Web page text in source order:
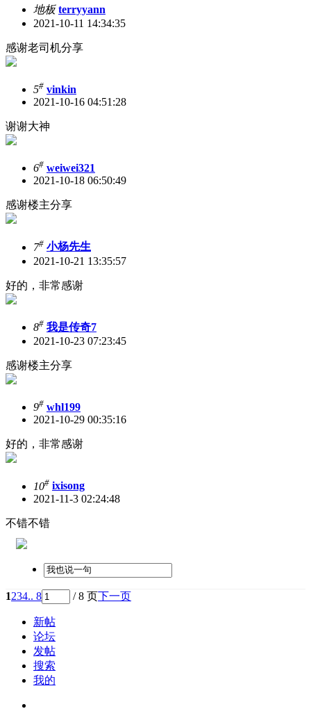
地板 terryyann
2021-10-11 14:34:35
感谢老司机分享
5# vinkin
2021-10-16 04:51:28
谢谢大神
6# weiwei321
2021-10-18 06:50:49
感谢楼主分享
7# 小杨先生
2021-10-21 13:35:57
好的，非常感谢
8# 我是传奇7
2021-10-23 07:23:45
感谢楼主分享
9# whl199
2021-10-29 00:35:16
好的，非常感谢
10# ixisong
2021-11-3 02:24:48
不错不错
1234.. 8 / 8 页下一页
新帖
论坛
发帖
搜索
我的